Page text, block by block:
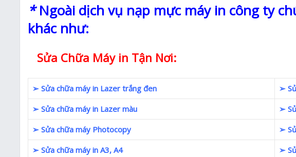
*Ngoài dịch vụ nạp mực máy in công ty
khác như:
Sửa Chữa Máy in Tận Nơi:
➢ Sửa chữa máy in Lazer trắng đen
➢
➢ Sửa chữa máy in Lazer màu
➢
➢ Sửa chữa máy Photocopy
➢
➢ Sửa chữa máy in A3, A4
➢